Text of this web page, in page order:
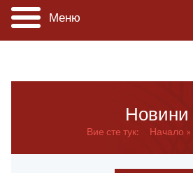
Меню
Новини
Вие сте тук: Начало